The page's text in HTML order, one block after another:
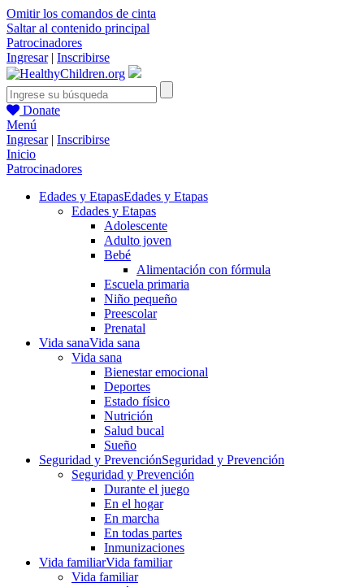
Omitir los comandos de cinta
Saltar al contenido principal
Patrocinadores
Ingresar| Inscribirse
Donate
Menú
Ingresar| Inscribirse
Inicio
Patrocinadores
Edades y EtapasEdades y Etapas
Edades y Etapas
Adolescente
Adulto joven
Bebé
Alimentación con fórmula
Escuela primaria
Niño pequeño
Preescolar
Prenatal
Vida sanaVida sana
Vida sana
Bienestar emocional
Deportes
Estado físico
Nutrición
Salud bucal
Sueño
Seguridad y PrevenciónSeguridad y Prevención
Seguridad y Prevención
Durante el juego
En el hogar
En marcha
En todas partes
Inmunizaciones
Vida familiarVida familiar
Vida familiar